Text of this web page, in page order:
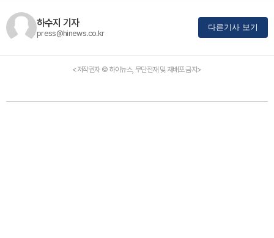
하수지 기자
press@hinews.co.kr
다른기사 보기
<저작권자 © 하이뉴스, 무단전재 및 재배포 금지>